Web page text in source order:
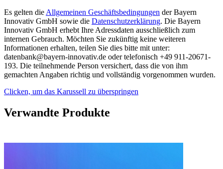
Es gelten die Allgemeinen Geschäftsbedingungen der Bayern
Innovativ GmbH sowie die Datenschutzerklärung. Die Bayern
Innovativ GmbH erhebt Ihre Adressdaten ausschließlich zum
internen Gebrauch. Möchten Sie zukünftig keine weiteren
Informationen erhalten, teilen Sie dies bitte mit unter:
datenbank@bayern-innovativ.de oder telefonisch +49 911-20671-
193. Die teilnehmende Person versichert, dass die von ihm
gemachten Angaben richtig und vollständig vorgenommen wurden.
Clicken, um das Karussell zu überspringen
Verwandte Produkte